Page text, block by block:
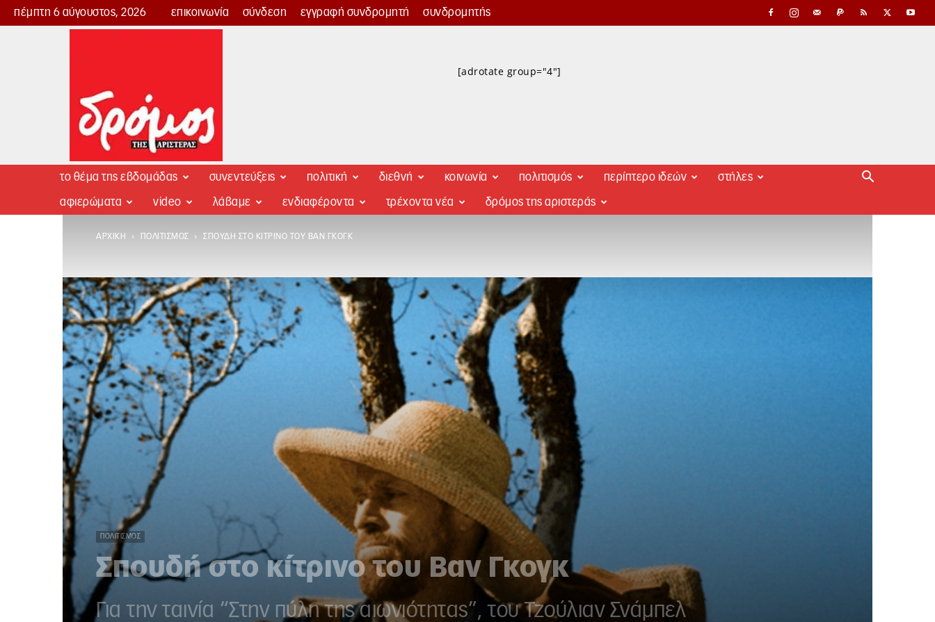
πέμπτη 6 αύγουστος, 2026 επικοινωνία σύνδεση εγγραφή συνδρομητή συνδρομητής
Δρόμος
[adrotate group="4"]
το θέμα της εβδομάδας συνεντεύξεις πολιτική διεθνή κοινωνία πολιτισμός περίπτερο ιδεών στήλες
αφιερώματα video λάβαμε ενδιαφέροντα τρέχοντα νέα δρόμος της αριστεράς
ΑΡΧΙΚΉ ΠΟΛΙΤΙΣΜΌΣ ΣΠΟΥΔΉ ΣΤΟ ΚΊΤΡΙΝΟ ΤΟΥ ΒΑΝ ΓΚΟΓΚ
ΠΟΛΙΤΙΣΜΌΣ
Σπουδή στο κίτρινο του Βαν Γκογκ
Για την ταινία “Στην πύλη της αιωνιότητας”, του Τζούλιαν Σνάμπελ